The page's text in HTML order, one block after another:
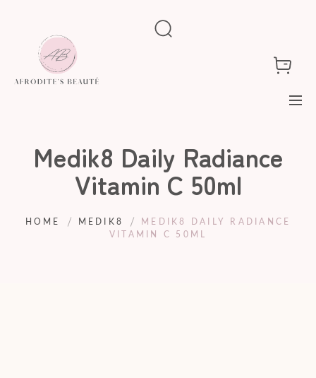
Medik8 Daily Radiance
Vitamin C 50ml
HOME MEDIK8
MEDIK8 DAILY RADIANCE
VITAMIN C 50ML